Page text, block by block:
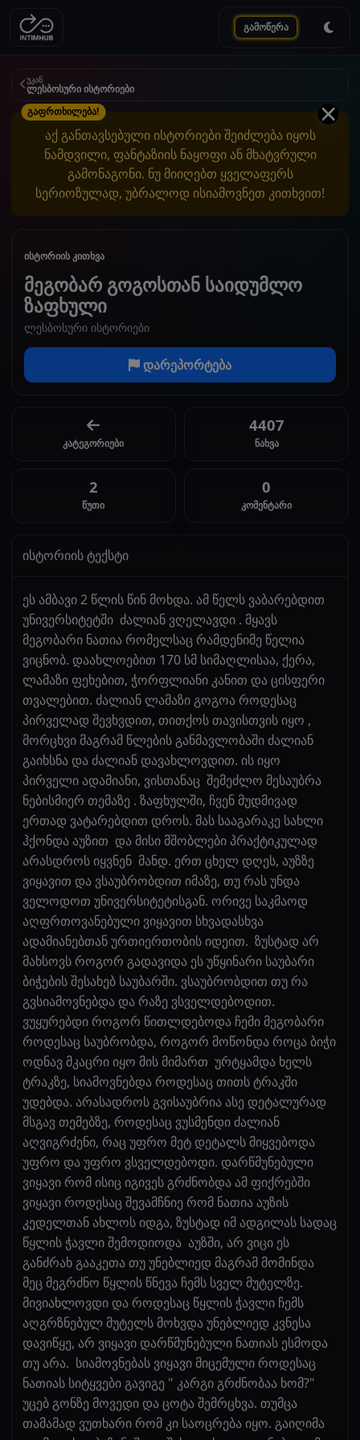
გამოწერა
უკან
ლესბოსური ისტორიები
გაფრთხილება!
აქ განთავსებული ისტორიები შეიძლება იყოს
ნამდვილი, ფანტაზიის ნაყოფი ან მხატვრული
გამონაგონი. ნუ მიიღებთ ყველაფერს
სერიოზულად, უბრალოდ ისიამოვნეთ კითხვით!
ისტორიის კითხვა
მეგობარ გოგოსთან საიდუმლო
ზაფხული
ლესბოსური ისტორიები
დარეპორტება
კატეგორიები
4407
ნახვა
2
წუთი
0
კომენტარი
ისტორიის ტექსტი
ეს ამბავი 2 წლის წინ მოხდა. ამ წელს ვაბარებდით
უნივერსიტეტში ძალიან ვღელავდი . მყავს
მეგობარი ნათია რომელსაც რამდენიმე წელია
ვიცნობ. დაახლოებით 170 სმ სიმაღლისაა, ქერა,
ლამაზი ფეხებით, ჭორფლიანი კანით და ცისფერი
თვალებით. ძალიან ლამაზი გოგოა როდესაც
პირველად შევხვდით, თითქოს თავისთვის იყო ,
მორცხვი მაგრამ წლების განმავლობაში ძალიან
გაიხსნა და ძალიან დავახლოვდით. ის იყო
პირველი ადამიანი, ვისთანაც შემეძლო მესაუბრა
ნებისმიერ თემაზე . ზაფხულში, ჩვენ მუდმივად
ერთად ვატარებდით დროს. მას სააგარაკე სახლი
ჰქონდა აუზით და მისი მშობლები პრაქტიკულად
არასდროს იყვნენ მანდ. ერთ ცხელ დღეს, აუზზე
ვიყავით და ვსაუბრობდით იმაზე, თუ რას უნდა
ველოდოთ უნივერსიტეტისგან. ორივე საკმაოდ
აღფრთოვანებული ვიყავით სხვადასხვა
ადამიანებთან ურთიერთობის იდეით. ზუსტად არ
მახსოვს როგორ გადავიდა ეს უწყინარი საუბარი
ბიჭების შესახებ საუბარში. ვსაუბრობდით თუ რა
გვსიამოვნებდა და რაზე ვსველდებოდით.
ვუყურებდი როგორ წითლდებოდა ჩემი მეგობარი
როდესაც საუბრობდა, როგორ მოწონდა როცა ბიჭი
ოდნავ მკაცრი იყო მის მიმართ ურტყამდა ხელს
ტრაკზე, სიამოვნებდა როდესაც თითს ტრაკში
უდებდა. არასადროს გვისაუბრია ასე დეტალურად
მსგავ თემებზე, როდესაც ვუსმენდი ძალიან
აღვიგრძენი, რაც უფრო მეტ დეტალს მიყვებოდა
უფრო და უფრო ვსველდებოდი. დარწმუნებული
ვიყავი რომ ისიც იგივეს გრძნობდა ამ ფიქრებში
ვიყავი როდესაც შევამჩნიე რომ ნათია აუზის
კედელთან ახლოს იდგა, ზუსტად იმ ადგილას სადაც
წყლის ჭავლი შემოდიოდა აუზში, არ ვიცი ეს
განძრახ გააკეთა თუ უნებლიედ მაგრამ მომინდა
მეც მეგრძნო წყლის წნევა ჩემს სველ მუტელზე.
მივიახლოვდი და როდესაც წყლის ჭავლი ჩემს
აღგრზნებულ მუტელს მოხვდა უნებლიედ კვნესა
დავიწყე, არ ვიყავი დარწმუნებული ნათიას ესმოდა
თუ არა. სიამოვნებას ვიყავი მიცემული როდესაც
ნათიას სიტყვები გავიგე " კარგი გრძნობაა ხომ?"
უცებ გონზე მოვედი და ცოტა შემრცხვა. თუმცა
თამამად ვუთხარი რომ კი საოცრება იყო. გაიღიმა